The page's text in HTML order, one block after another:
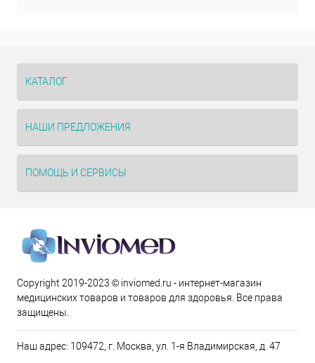
КАТАЛОГ
НАШИ ПРЕДЛОЖЕНИЯ
ПОМОЩЬ И СЕРВИСЫ
Copyright 2019-2023 © inviomed.ru - интернет-магазин
медицинских товаров и товаров для здоровья. Все права
защищены.
Наш адрес: 109472, г. Москва, ул. 1-я Владимирская, д. 47